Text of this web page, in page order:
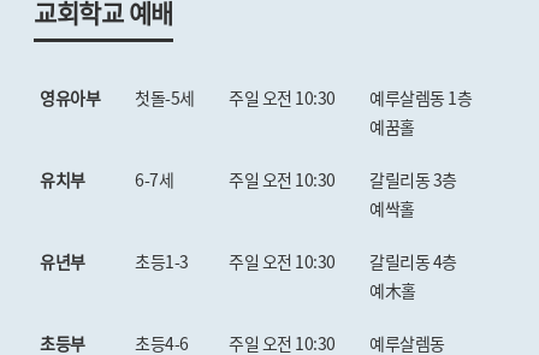
교회학교 예배
영유아부 첫돌-5세 주일 오전 10:30
예루살렘동 1층
예꿈홀
유치부 6-7세 주일 오전 10:30
갈릴리동 3층
예싹홀
유년부 초등1-3 주일 오전 10:30
갈릴리동 4층
예木홀
초등부 초등4-6 주일 오전 10:30
예루살렘동